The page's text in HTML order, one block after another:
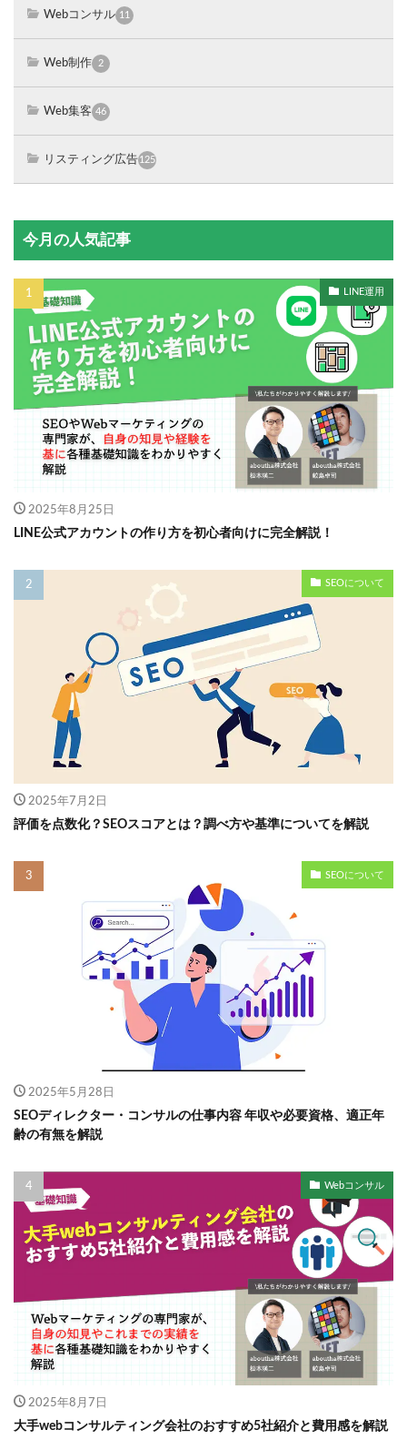
Webコンサル 11
Web制作 2
Web集客 46
リスティング広告125
今月の人気記事
LINE運用
2025年8月25日
LINE公式アカウントの作り方を初心者向けに完全解説！
SEOについて
2025年7月2日
評価を点数化？SEOスコアとは？調べ方や基準についてを解説
SEOについて
2025年5月28日
SEOディレクター・コンサルの仕事内容 年収や必要資格、適正年
齢の有無を解説
Webコンサル
2025年8月7日
大手webコンサルティング会社のおすすめ5社紹介と費用感を解説